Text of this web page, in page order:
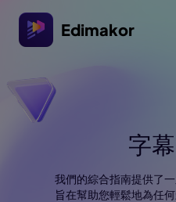
Edimakor
字
我們的綜合指南提供了
旨在幫助您輕鬆地為任